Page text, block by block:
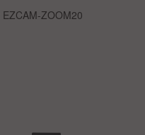
EZCAM-ZOOM20